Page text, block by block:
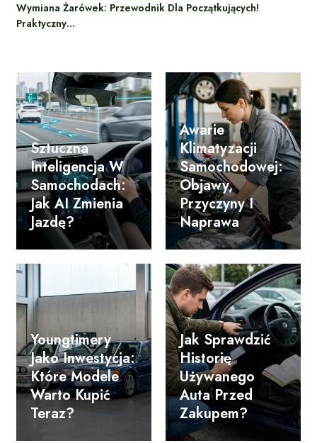
Wymiana Żarówek: Przewodnik Dla Początkujących!
Praktyczny…
Sztuczna
Inteligencja W
Samochodach:
Jak AI Zmienia
Jazdę?
Awarie
Klimatyzacji
Samochodowej:
Objawy,
Przyczyny I
Naprawa
Youngtimery
Jako Inwestycja:
Które Modele
Warto Kupić
Teraz?
Jak Sprawdzić
Historię
Używanego
Auta Przed
Zakupem?